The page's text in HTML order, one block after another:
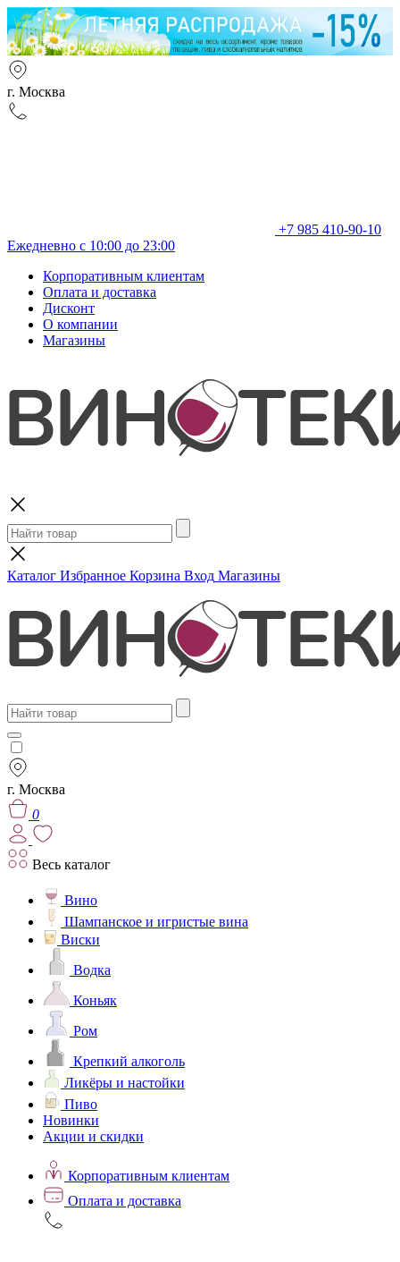
г. Москва
+7 985 410-90-10
Ежедневно с 10:00 до 23:00
Корпоративным клиентам
Оплата и доставка
Дисконт
О компании
Магазины
Каталог Избранное Корзина Вход Магазины
г. Москва
0
Весь каталог
Вино
Шампанское и игристые вина
Виски
Водка
Коньяк
Ром
Крепкий алкоголь
Ликёры и настойки
Пиво
Новинки
Акции и скидки
Корпоративным клиентам
Оплата и доставка